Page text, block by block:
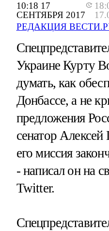
10:18 17
СЕНТЯБРЯ 2017
РЕДАКЦИЯ
Украине Курту
думать, как
Донбассе, а не
предложения
сенатор
его миссия
- написал он на
Twitter.